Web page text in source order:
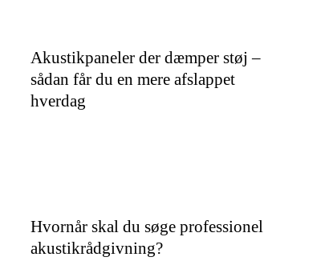
Akustikpaneler der dæmper støj –
sådan får du en mere afslappet
hverdag
Hvornår skal du søge professionel
akustikrådgivning?